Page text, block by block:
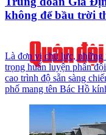
không để bầu trời
Là đơn vị chủ lực, những
trọng huấn luyện phân
cao trình độ sẵn sàng
phố mang tên Bác Hồ